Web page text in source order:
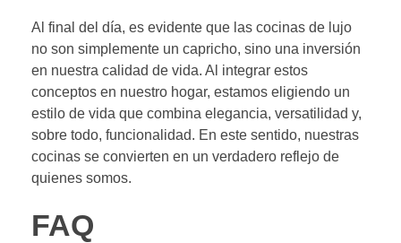
Al final del día, es evidente que las cocinas de lujo
no son simplemente un capricho, sino una inversión
en nuestra calidad de vida. Al integrar estos
conceptos en nuestro hogar, estamos eligiendo un
estilo de vida que combina elegancia, versatilidad y,
sobre todo, funcionalidad. En este sentido, nuestras
cocinas se convierten en un verdadero reflejo de
quienes somos.
FAQ